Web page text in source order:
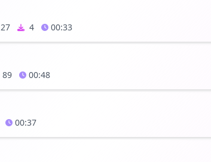
27 4 00:33
89 00:48
00:37